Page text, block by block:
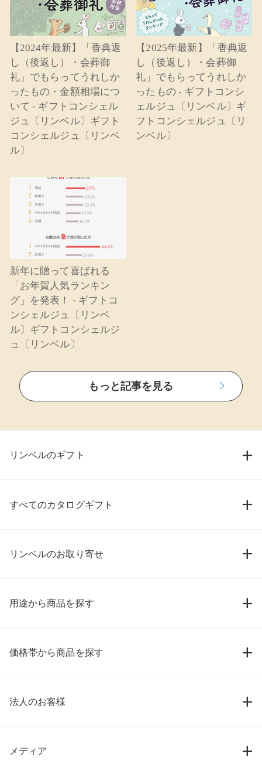
【2024年最新】「香典返
し（後返し）・会葬御
礼」でもらってうれしか
ったもの・金額相場につ
いて - ギフトコンシェル
ジュ〔リンベル〕ギフト
コンシェルジュ〔リンベ
ル〕
【2025年最新】「香典返
し（後返し）・会葬御
礼」でもらってうれしか
ったもの - ギフトコンシ
ェルジュ〔リンベル〕ギ
フトコンシェルジュ〔リ
ンベル〕
新年に贈って喜ばれる
「お年賀人気ランキン
グ」を発表！ - ギフトコ
ンシェルジュ〔リンベ
ル〕ギフトコンシェルジ
ュ〔リンベル〕
もっと記事を見る
リンベルのギフト
すべてのカタログギフト
リンベルのお取り寄せ
用途から商品を探す
価格帯から商品を探す
法人のお客様
メディア